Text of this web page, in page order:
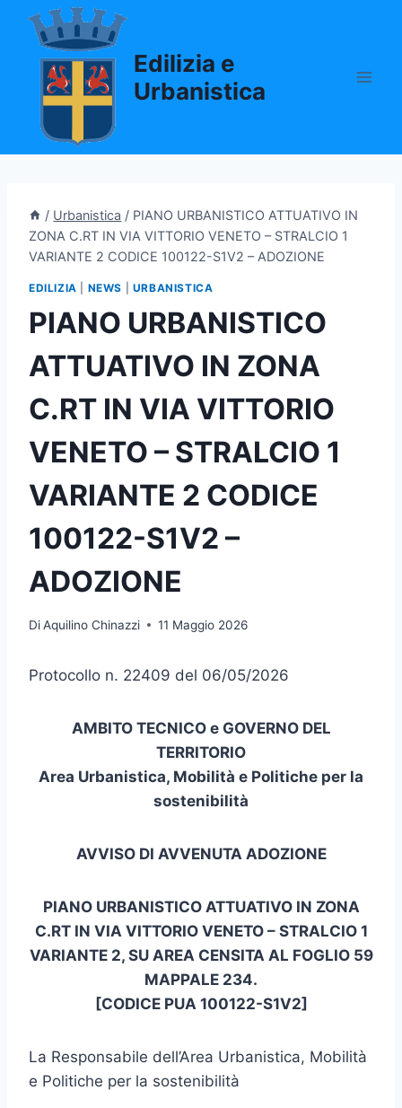
Salta
contenuto
Edilizia e
Urbanistica
/ Urbanistica / PIANO URBANISTICO ATTUATIVO IN
ZONA C.RT IN VIA VITTORIO VENETO – STRALCIO 1
VARIANTE 2 CODICE 100122-S1V2 – ADOZIONE
EDILIZIA NEWS URBANISTICA
PIANO URBANISTICO
ATTUATIVO IN ZONA
C.RT IN VIA VITTORIO
VENETO – STRALCIO 1
VARIANTE 2 CODICE
100122-S1V2 –
ADOZIONE
DiAquilino Chinazzi 11 Maggio 2026
Protocollo n. 22409 del 06/05/2026
AMBITO TECNICO e GOVERNO DEL
TERRITORIO
Area Urbanistica, Mobilità e Politiche per la
sostenibilità
AVVISO DI AVVENUTA ADOZIONE
PIANO URBANISTICO ATTUATIVO IN ZONA
C.RT IN VIA VITTORIO VENETO – STRALCIO 1
VARIANTE 2, SU AREA CENSITA AL FOGLIO 59
MAPPALE 234.
[CODICE PUA 100122-S1V2]
La Responsabile dell’Area Urbanistica, Mobilità
e Politiche per la sostenibilità